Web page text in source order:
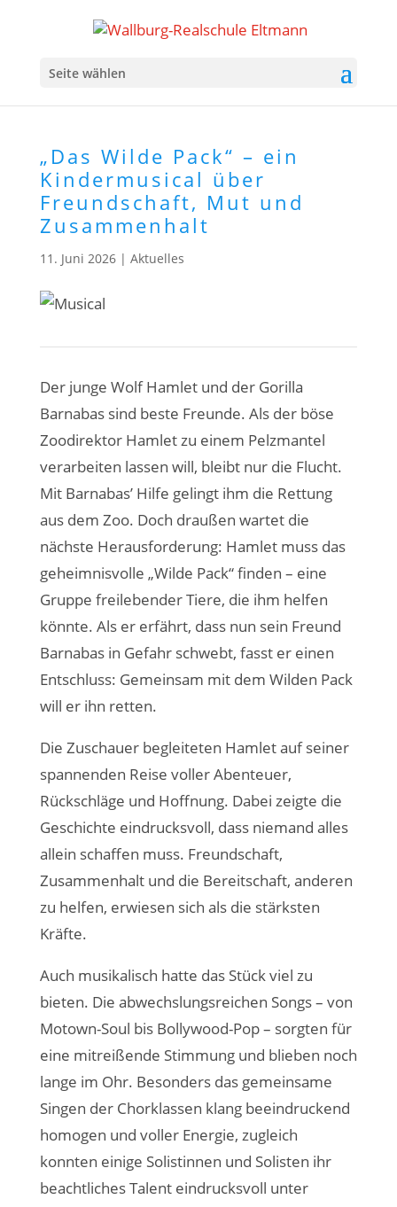
Seite wählen
„Das Wilde Pack“ – ein
Kindermusical über
Freundschaft, Mut und
Zusammenhalt
11. Juni 2026| Aktuelles
Der junge Wolf Hamlet und der Gorilla
Barnabas sind beste Freunde. Als der böse
Zoodirektor Hamlet zu einem Pelzmantel
verarbeiten lassen will, bleibt nur die Flucht.
Mit Barnabas’ Hilfe gelingt ihm die Rettung
aus dem Zoo. Doch draußen wartet die
nächste Herausforderung: Hamlet muss das
geheimnisvolle „Wilde Pack“ finden – eine
Gruppe freilebender Tiere, die ihm helfen
könnte. Als er erfährt, dass nun sein Freund
Barnabas in Gefahr schwebt, fasst er einen
Entschluss: Gemeinsam mit dem Wilden Pack
will er ihn retten.
Die Zuschauer begleiteten Hamlet auf seiner
spannenden Reise voller Abenteuer,
Rückschläge und Hoffnung. Dabei zeigte die
Geschichte eindrucksvoll, dass niemand alles
allein schaffen muss. Freundschaft,
Zusammenhalt und die Bereitschaft, anderen
zu helfen, erwiesen sich als die stärksten
Kräfte.
Auch musikalisch hatte das Stück viel zu
bieten. Die abwechslungsreichen Songs – von
Motown-Soul bis Bollywood-Pop – sorgten für
eine mitreißende Stimmung und blieben noch
lange im Ohr. Besonders das gemeinsame
Singen der Chorklassen klang beeindruckend
homogen und voller Energie, zugleich
konnten einige Solistinnen und Solisten ihr
beachtliches Talent eindrucksvoll unter